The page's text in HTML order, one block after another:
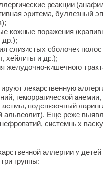
реакции
эритема, буллезный
кожные поражения
др.);
слизистых оболочек
хейлиты и др.);
желудочно-кишечного
лекарственную
геморрагической
астмы, подсвязочный
альвеолит). Еще реже
системных
аллергии у
группы: